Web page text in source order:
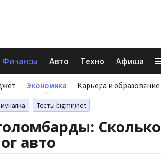
Финансы Авто Техно Афиша
Экономика Карьера и образование
Тесты bigmir)net
Сколько
авто